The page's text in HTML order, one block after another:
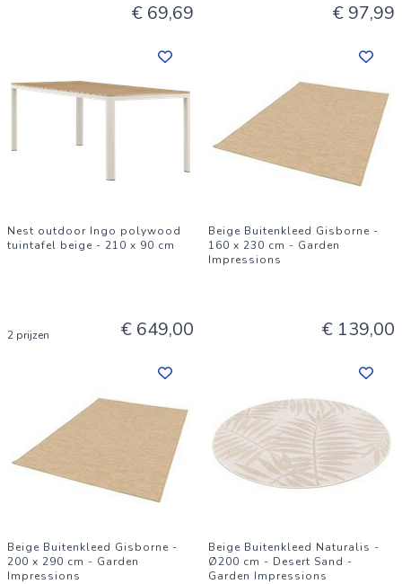
€ 69,69 € 97,99
Nest outdoor Ingo polywood
tuintafel beige - 210 x 90 cm
2 prijzen € 649,00
Beige Buitenkleed Gisborne -
160 x 230 cm - Garden
Impressions
€ 139,00
Beige Buitenkleed Gisborne -
200 x 290 cm - Garden
Impressions
Beige Buitenkleed Naturalis -
Ø200 cm - Desert Sand -
Garden Impressions